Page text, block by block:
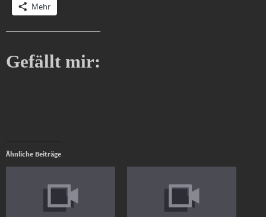
Mehr
Gefällt mir:
Ähnliche Beiträge